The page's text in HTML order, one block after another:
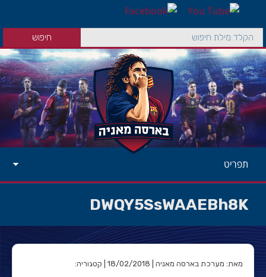
תפריט
DWQY5SsWAAEBh8K
מאת: מערכת בארסה מאניה | 18/02/2018 | קטגוריה: